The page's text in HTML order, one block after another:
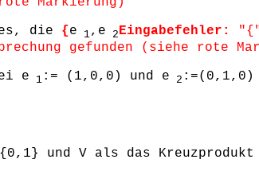
die {e 1,e 2Eingabefehler:
"{"
gefunden (siehe rote
e 1 := (1,0,0) und e 2 :=(0,1,0)
und V als das